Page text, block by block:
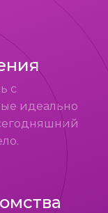
с
идеально